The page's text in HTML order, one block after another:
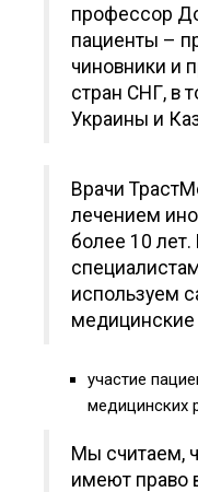
профессор
пациенты –
чиновники и
стран СНГ, в
Украины и
Врачи
лечением
более 10
используем
медицинские
участие
медицинских
Мы считаем,
имеют право